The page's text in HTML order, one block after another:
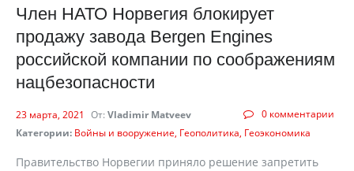
Член НАТО Норвегия блокирует
продажу завода Bergen Engines
российской компании по соображениям
нацбезопасности
0 комментарии
23 марта, 2021 От: Vladimir Matveev
Категории: Войны и вооружение Геополитика Геоэкономика
Правительство Норвегии приняло решение запретить